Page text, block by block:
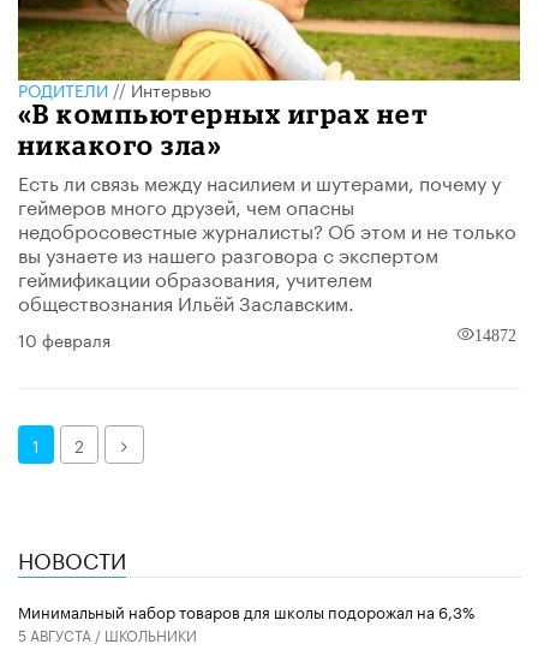
РОДИТЕЛИ//Интервью
«В компьютерных играх нет
никакого зла»
Есть ли связь между насилием и шутерами, почему у
геймеров много друзей, чем опасны
недобросовестные журналисты? Об этом и не только
вы узнаете из нашего разговора с экспертом
геймификации образования, учителем
обществознания Ильёй Заславским.
10 февраля 14872
1 2 Далее
НОВОСТИ
Минимальный набор товаров для школы подорожал на 6,3%
5 АВГУСТА / ШКОЛЬНИКИ